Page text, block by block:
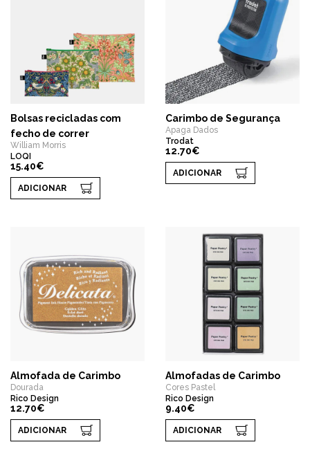
Bolsas recicladas com
fecho de correr
William Morris
LOQI
15.40€
ADICIONAR
Carimbo de Segurança
Apaga Dados
Trodat
12.70€
ADICIONAR
Almofada de Carimbo
Dourada
Rico Design
12.70€
ADICIONAR
Almofadas de Carimbo
Cores Pastel
Rico Design
9.40€
ADICIONAR